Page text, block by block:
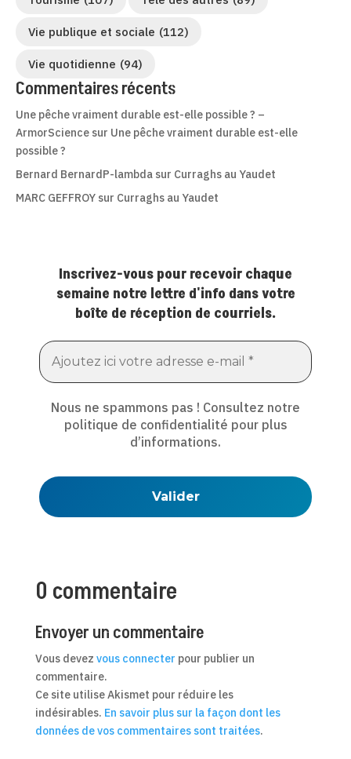
Vie publique et sociale (112)
Vie quotidienne (94)
Commentaires récents
Une pêche vraiment durable est-elle possible ? –
ArmorScience sur Une pêche vraiment durable est-elle
possible ?
Bernard BernardP-lambda sur Curraghs au Yaudet
MARC GEFFROY sur Curraghs au Yaudet
Inscrivez-vous pour recevoir chaque
semaine notre lettre d'info dans votre
boîte de réception de courriels.
Nous ne spammons pas ! Consultez notre
politique de confidentialité pour plus
d’informations.
0 commentaire
Envoyer un commentaire
Vous devez vous connecter pour publier un
commentaire.
Ce site utilise Akismet pour réduire les
indésirables. En savoir plus sur la façon dont les
données de vos commentaires sont traitées.